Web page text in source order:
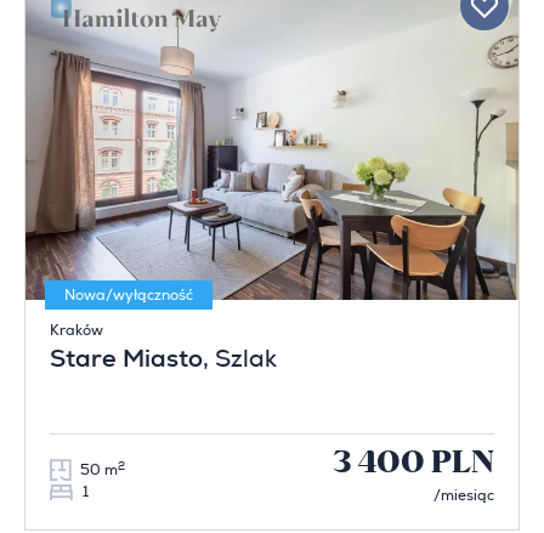
Nowa/wyłączność
Kraków
Stare Miasto, Szlak
50 m2
1
3 400 PLN
/miesiąc